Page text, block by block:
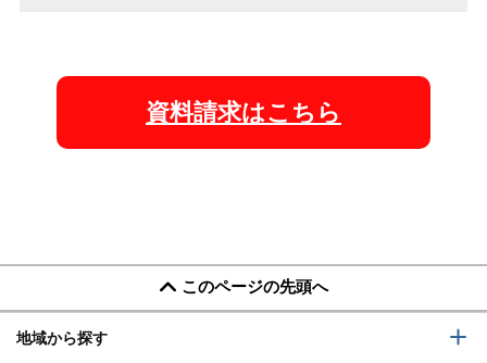
資料請求はこちら
このページの先頭へ
地域から探す